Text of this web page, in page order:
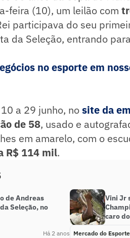
feira (10), um leilão com
participava do seu
da Seleção, entrando
no esporte em
a 29 junho, nosite da
de 58, usado e
em amarelo, com o
R$ 114 mil.
de Andreas
Seleção, no
Há 2 anos
Vini Jr
caro
Mercado do Esporte